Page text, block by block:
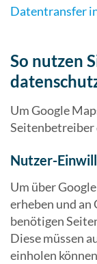
Datentransfer
So nutzen
Um Google
Seitenbetreiber
Nutzer-
Um über
erheben und an
benötigen
Diese müssen
einholen